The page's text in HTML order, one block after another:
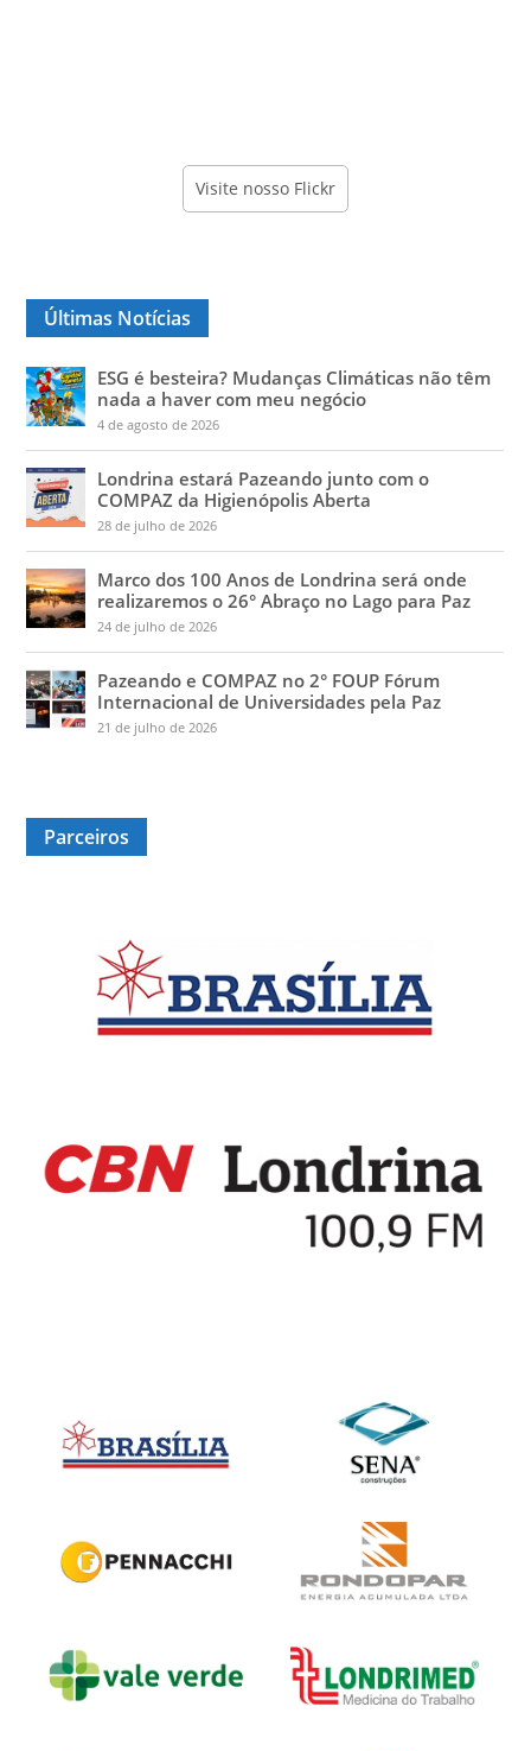
Visite nosso Flickr
Últimas Notícias
ESG é besteira? Mudanças Climáticas não têm
nada a haver com meu negócio
4 de agosto de 2026
Londrina estará Pazeando junto com o
COMPAZ da Higienópolis Aberta
28 de julho de 2026
Marco dos 100 Anos de Londrina será onde
realizaremos o 26° Abraço no Lago para Paz
24 de julho de 2026
Pazeando e COMPAZ no 2° FOUP Fórum
Internacional de Universidades pela Paz
21 de julho de 2026
Parceiros